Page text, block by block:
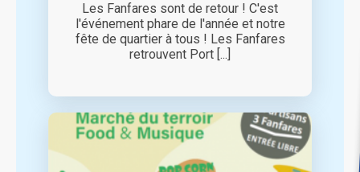
Les Fanfares sont de retour ! C'est
l'événement phare de l'année et notre
fête de quartier à tous ! Les Fanfares
retrouvent Port [...]